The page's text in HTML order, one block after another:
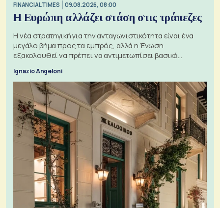
FINANCIAL TIMES 09.08.2026, 08:00
Η Ευρώπη αλλάζει στάση στις τράπεζες
Η νέα στρατηγική για την ανταγωνιστικότητα είναι ένα
μεγάλο βήμα προς τα εμπρός, αλλά η Ένωση
εξακολουθεί να πρέπει να αντιμετωπίσει βασικά
Ignazio Angeloni